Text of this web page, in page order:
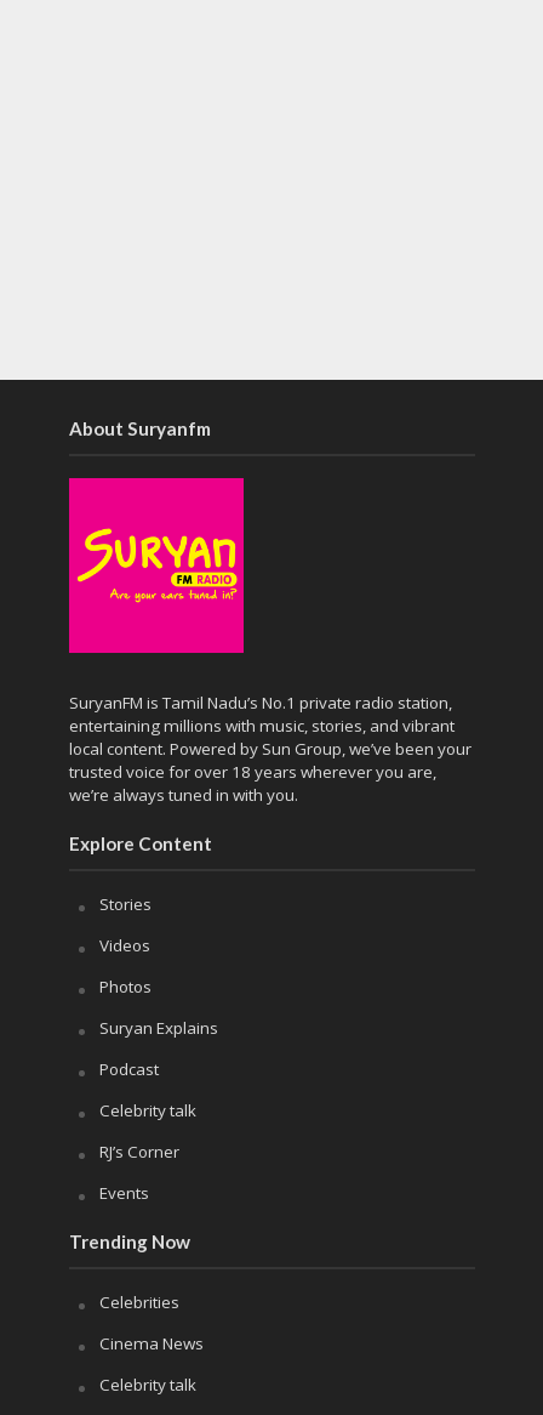
About Suryanfm
SuryanFM is Tamil Nadu’s No.1 private radio station,
entertaining millions with music, stories, and vibrant
local content. Powered by Sun Group, we’ve been your
trusted voice for over 18 years wherever you are,
we’re always tuned in with you.
Explore Content
Stories
Videos
Photos
Suryan Explains
Podcast
Celebrity talk
RJ’s Corner
Events
Trending Now
Celebrities
Cinema News
Celebrity talk